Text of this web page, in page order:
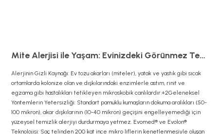
Mite Alerjisi ile Yaşam: Evinizdeki Görünmez Tehlikeden Korunmanın Bilimsel Yolları
Alerjinin Gizli Kaynağı: Ev tozu akarları (miteler), yatak ve yastık gibi sıcak
ortamlarda kolonize olan ve dışkılarındaki enzimlerle astım, rinit ve
egzama gibi hastalıkları tetikleyen mikroskobik canlılardır.+2Geleneksel
Yöntemlerin Yetersizliği: Standart pamuklu kumaşların dokuma aralıkları (50-
100 mikron), akar dışkılarının (10-40 mikron) geçişini engelleyemediği için
yüzeysel temizlik alerjiyi durdurmaya yetmez. Evomed® ve Evolon®
Teknolojisi: Saç telinden 200 kat ince mikro liflerin kenetlenmesiyle oluşan